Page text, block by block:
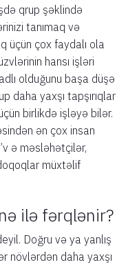
qrup şəklində
tanımaq və
üçün çox faydalı ola
hansı işləri
olduğunu başa düşə
daha yaxşı tapşırıqlar
birlikdə işləyə bilər.
ən çox insan
ə məsləhətçilər,
müxtəlif
ilə fərqlənir?
Doğru və ya yanlış
növlərdən daha yaxşı